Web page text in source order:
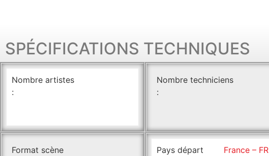
SPÉCIFICATIONS TECHNIQUES
Nombre artistes
:
Nombre techniciens
:
Format scène
Pays départ
France – FR